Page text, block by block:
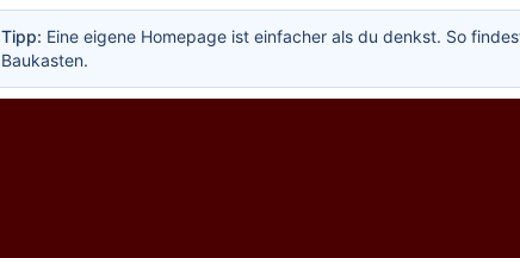
Tipp: Eine eigene Homepage ist einfacher als du denkst. So
Baukasten.